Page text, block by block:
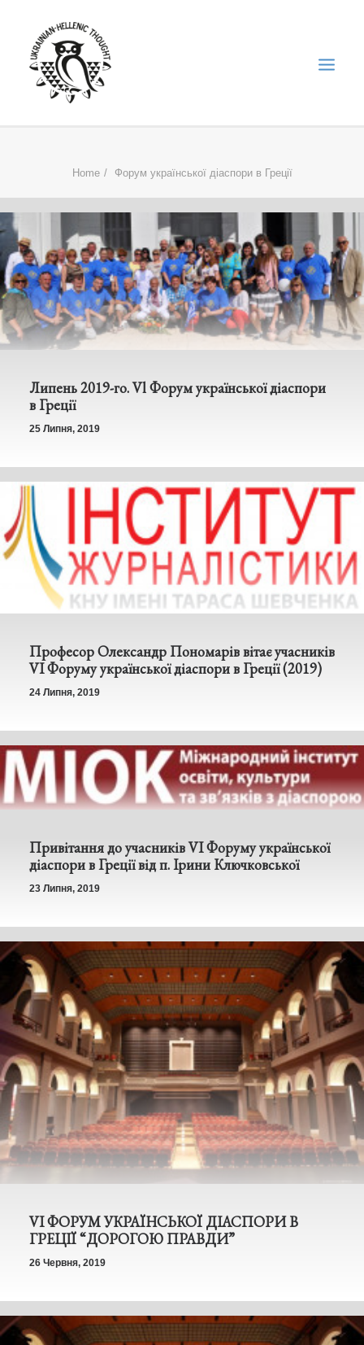
ФОРУМ УКРАЇНСЬКОЇ ДІАСПОРИ В ГРЕЦІЇ
ПРО НАС
“ВІСНИК”/”ΑΓΓΕΛΙΑΦΌΡΟΣ”
SEARCH
Home Форум української діаспори в Греції
Липень 2019-го. Vl Форум української діаспори
в Греції
25 Липня, 2019
Професор Олександр Пономарів вітає учасників
VI Форуму української діаспори в Греції (2019)
24 Липня, 2019
Привітання до учасників VI Форуму української
діаспори в Греції від п. Ірини Ключковської
23 Липня, 2019
VІ ФОРУМ УКРАЇНСЬКОЇ ДІАСПОРИ В
ГРЕЦІЇ “ДОРОГОЮ ПРАВДИ”
26 Червня, 2019